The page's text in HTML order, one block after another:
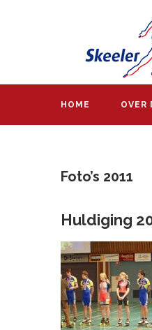
HOME OVER
Foto’s 2011
Huldiging